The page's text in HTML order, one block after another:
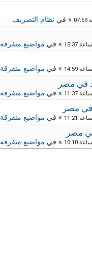
» في نظام التصريف
» في مواضيع متفرقة
» في مواضيع متفرقة
في مصر
» في مواضيع متفرقة
في مصر
» في مواضيع متفرقة
مصر
» في مواضيع متفرقة